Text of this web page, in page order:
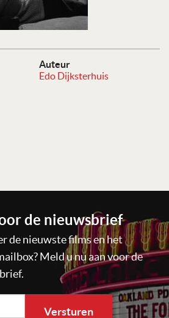
Auteur
Edo Dijksterhuis
de nieuwsbrief
de nieuwste films en het
Meld u nu aan voor de